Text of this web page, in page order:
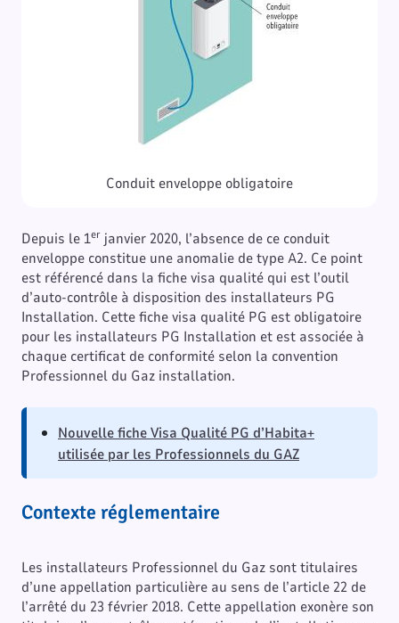
Conduit enveloppe obligatoire
Depuis le 1er janvier 2020, l’absence de ce conduit
enveloppe constitue une anomalie de type A2. Ce point
est référencé dans la fiche visa qualité qui est l’outil
d’auto-contrôle à disposition des installateurs PG
Installation. Cette fiche visa qualité PG est obligatoire
pour les installateurs PG Installation et est associée à
chaque certificat de conformité selon la convention
Professionnel du Gaz installation.
Nouvelle fiche Visa Qualité PG d’Habita+
utilisée par les Professionnels du GAZ
Contexte réglementaire
Les installateurs Professionnel du Gaz sont titulaires
d’une appellation particulière au sens de l’article 22 de
l’arrêté du 23 février 2018. Cette appellation exonère son